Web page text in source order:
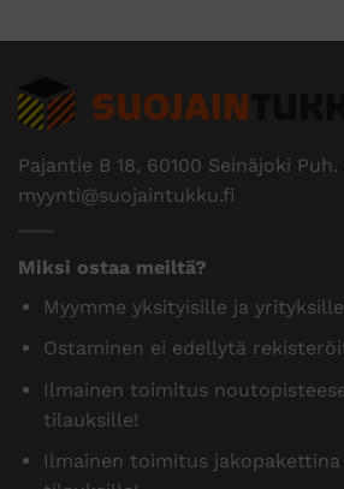
Pajantie B 18, 60100 Seinäjoki Puh.
myynti@suojaintukku.fi
Miksi ostaa meiltä?
Myymme yksityisille ja yrityksille
Ostaminen ei edellytä
Ilmainen toimitus
tilauksille!
Ilmainen toimitus